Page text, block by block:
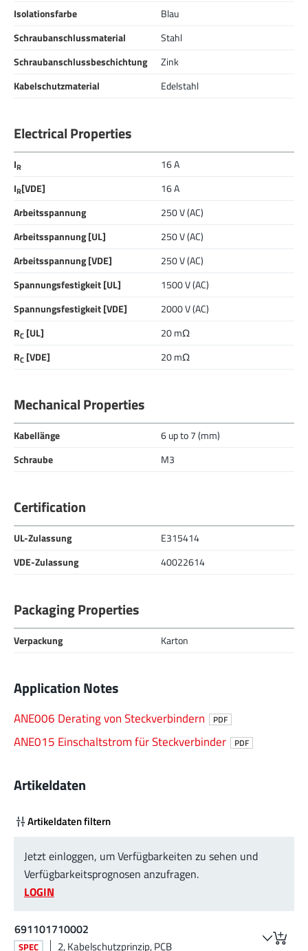
Isolationsfarbe
Blau
Schraubanschlussmaterial
Stahl
Schraubanschlussbeschichtung
Zink
Kabelschutzmaterial
Edelstahl
Electrical Properties
IR
16 A
IR[VDE]
16 A
Arbeitsspannung
250 V (AC)
Arbeitsspannung [UL]
250 V (AC)
Arbeitsspannung [VDE]
250 V (AC)
Spannungsfestigkeit [UL]
1500 V (AC)
Spannungsfestigkeit [VDE]
2000 V (AC)
RC [UL]
20 mΩ
RC [VDE] 20 mΩ
Mechanical Properties
Kabellänge
6 up to 7 (mm)
Schraube
M3
Certification
UL-Zulassung
E315414
VDE-Zulassung
40022614
Packaging Properties
Verpackung Karton
Application Notes
ANE006 Derating von Steckverbindern PDF
ANE015 Einschaltstrom für Steckverbinder PDF
Artikeldaten
Artikeldaten filtern
Jetzt einloggen, um Verfügbarkeiten zu sehen und
Verfügbarkeitsprognosen anzufragen.
LOGIN
691101710002
SPEC 2, Kabelschutzprinzip, PCB